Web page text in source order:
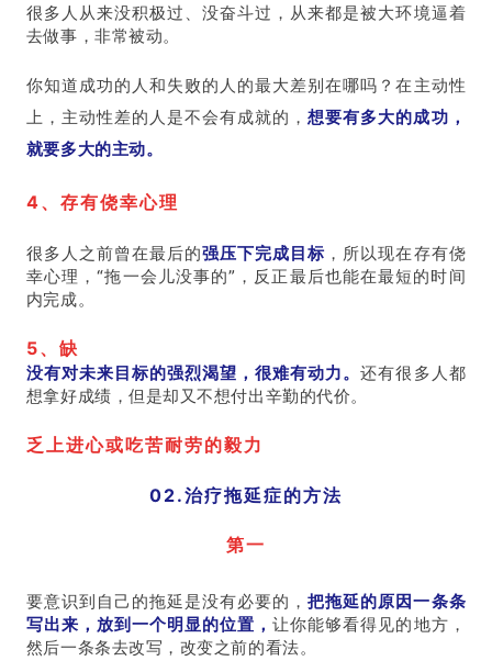
很多人从来没积极过、没奋斗过，从来都是被大环境逼着
去做事，非常被动。
你知道成功的人和失败的人的最大差别在哪吗？在主动性
上，主动性差的人是不会有成就的，想要有多大的成功，
就要多大的主动。
4、存有侥幸心理
很多人之前曾在最后的强压下完成目标 ，所以现在存有侥
幸心理，“拖一会儿没事的”，反正最后也能在最短的时间
内完成。
5、缺
没有对未来目标的强烈渴望，很难有动力。还有很多人都
想拿好成绩，但是却又不想付出辛勤的代价。
乏上进心或吃苦耐劳的毅力
02.治疗拖延症的方法
第一
要意识到自己的拖延是没有必要的，把拖延的原因一条条
写出来，放到一个明显的位置，让你能够看得见的地方，
然后一条条去改写，改变之前的看法。